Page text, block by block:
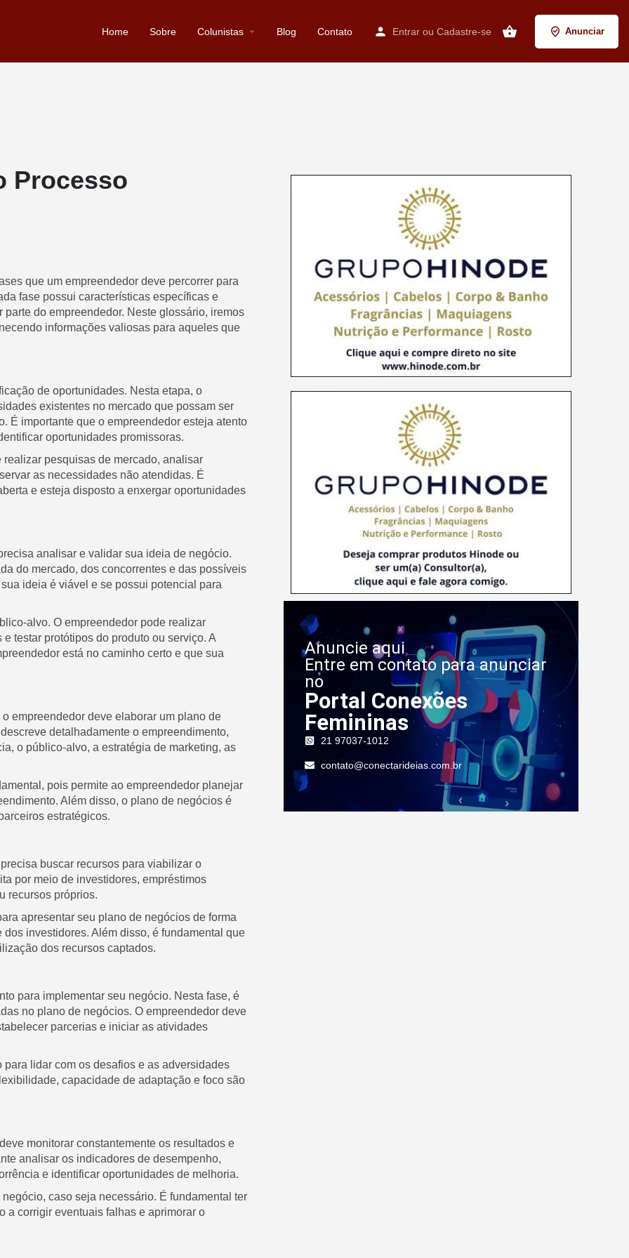
Home Sobre Colunistas Blog Contato Entrar ou Cadastre-se Anunciar
Processo
que um empreendedor deve percorrer para
fase possui características específicas e
do empreendedor. Neste glossário, iremos
informações valiosas para aqueles que
de oportunidades. Nesta etapa, o
existentes no mercado que possam ser
É importante que o empreendedor esteja atento
oportunidades promissoras.
pesquisas de mercado, analisar
as necessidades não atendidas. É
e esteja disposto a enxergar oportunidades
analisar e validar sua ideia de negócio.
do mercado, dos concorrentes e das possíveis
ideia é viável e se possui potencial para
alvo. O empreendedor pode realizar
testar protótipos do produto ou serviço. A
está no caminho certo e que sua
empreendedor deve elaborar um plano de
detalhadamente o empreendimento,
o público-alvo, a estratégia de marketing, as
pois permite ao empreendedor planejar
Além disso, o plano de negócios é
estratégicos.
buscar recursos para viabilizar o
por meio de investidores, empréstimos
recursos próprios.
apresentar seu plano de negócios de forma
investidores. Além disso, é fundamental que
dos recursos captados.
para implementar seu negócio. Nesta fase, é
no plano de negócios. O empreendedor deve
parcerias e iniciar as atividades
lidar com os desafios e as adversidades
capacidade de adaptação e foco são
monitorar constantemente os resultados e
analisar os indicadores de desempenho,
e identificar oportunidades de melhoria.
caso seja necessário. É fundamental ter
a corrigir eventuais falhas e aprimorar o
Anuncie aqui
Entre em contato para anunciar
no
Portal Conexões
Femininas
21 97037-1012
contato@conectarideias.com.br